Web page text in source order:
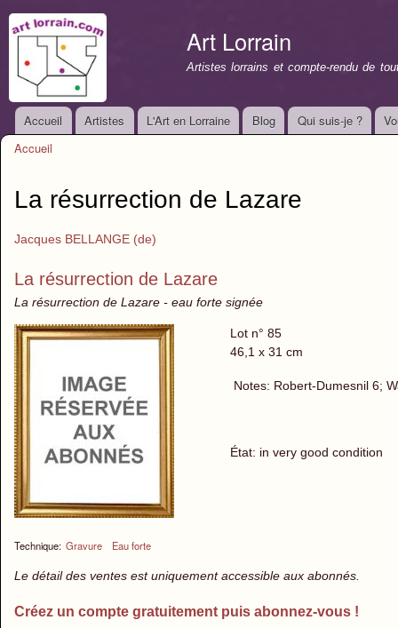
Art Lorrain
Artistes lorrains et compte-rendu de
Menu principal
Accueil Artistes L'Art en Lorraine Blog Qui suis-je ?
Accueil
La résurrection de Lazare
Jacques BELLANGE (de)
La résurrection de Lazare
La résurrection de Lazare - eau forte signée
Technique: Gravure Eau forte
Lot n° 85
46,1 x 31 cm
Notes: Robert-Dumesnil 6;
État: in very good condition
Le détail des ventes est uniquement accessible aux abonnés.
Créez un compte gratuitement puis abonnez-vous !